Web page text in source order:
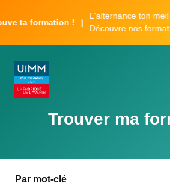
auta formation !
L'alternance ton
Découvre nos
Trouver ma
Par mot-clé